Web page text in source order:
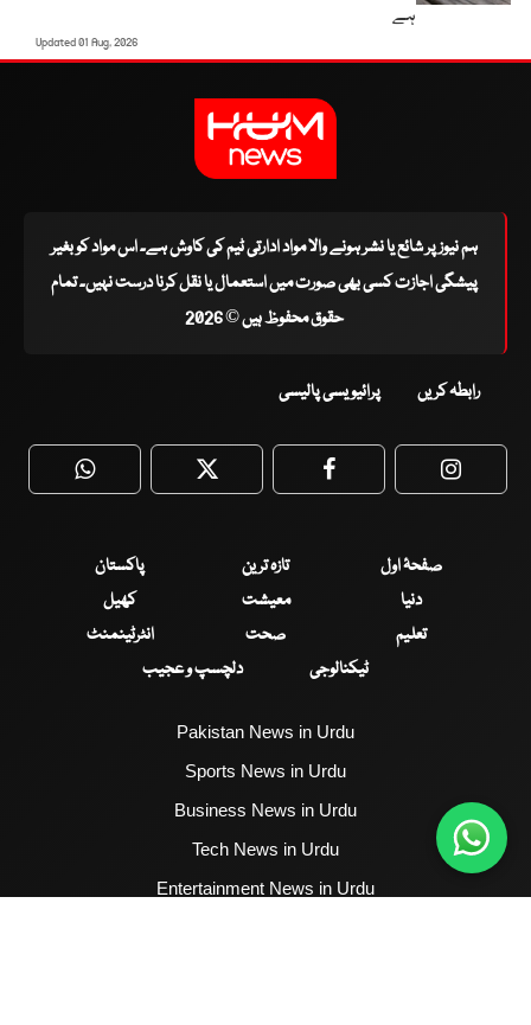
ہے
Updated 01 Aug, 2026
ہم نیوز پر شائع یا نشر ہونے والا مواد ادارتی ٹیم کی کاوش ہے۔ اس مواد کو بغیر
پیشگی اجازت کسی بھی صورت میں استعمال یا نقل کرنا درست نہیں۔ تمام
حقوق محفوظ ہیں © 2026
رابطہ کریں پرائیویسی پالیسی
WhatsApp Twitter Facebook
صفحۂ اول تازہ ترین
پاکستان
دنیا
معیشت
کھیل
تعلیم
صحت
انٹرٹینمنٹ
ٹیکنالوجی
دلچسپ و عجیب
Pakistan News in Urdu
Sports News in Urdu
Business News in Urdu
Tech News in Urdu
Entertainment News in Urdu